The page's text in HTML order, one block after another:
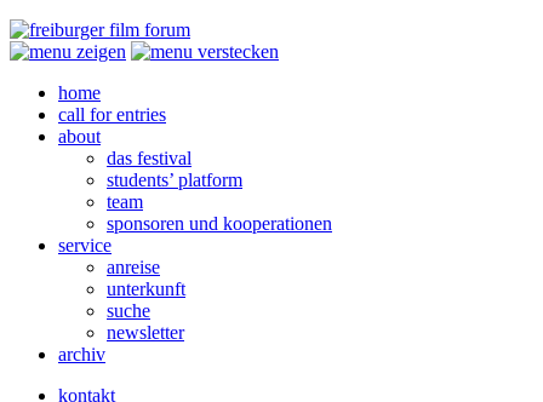
home
call for entries
about
das festival
students’ platform
team
sponsoren und kooperationen
service
anreise
unterkunft
suche
newsletter
archiv
kontakt